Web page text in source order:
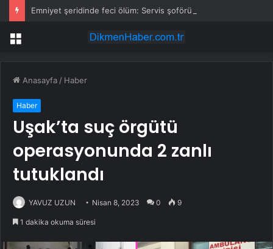
Menü
Anasayfa / Haber
Haber
Uşak’ta suç örgütü
operasyonunda 2 zanlı
tutuklandı
YAVUZ UZUN Nisan 8, 2023 0 9
1 dakika okuma süresi